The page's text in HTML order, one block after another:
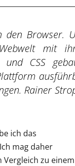
den Browser.
mit
CSS
Rainer
ich das
mag daher
zu einem